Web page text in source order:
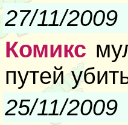
27/11/2009
Комикс
путей
25/11/2009